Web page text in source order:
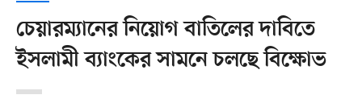
চেয়ারম্যানের নিয়োগ বাতিলের দাবিতে
ইসলামী ব্যাংকের সামনে চলছে বিক্ষোভ